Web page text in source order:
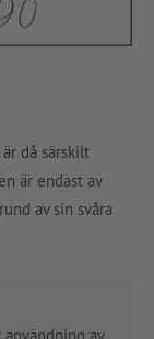
då särskilt
är endast av
av sin svåra
av